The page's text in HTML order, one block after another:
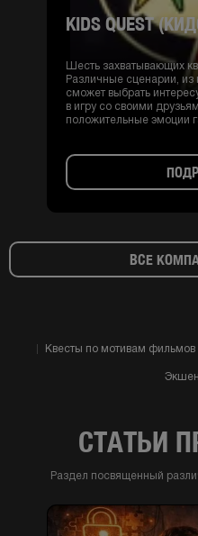
KIDS QUEST
Шесть захватывающих
Различные сценарии, из
сможет выбрать
в игру со своими
положительные эмоции
ВСЕ
Квесты по мотивам фильмов
СТАТЬИ
Раздел посвященный